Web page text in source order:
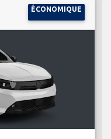
ÉCONOMIQUE